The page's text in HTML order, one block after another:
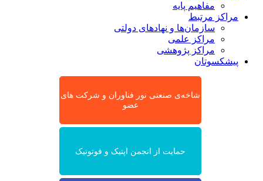
مفاهیم پایه
مراکز مرتبط
سازمان‌ها و نهادهای دولتی
مراکز علمی
مراکز پژوهشی
پیشکسوتان
شاخه‌ی صنعتی نور فناوران و شرکت های
عضو
حمایت از انجمن اپتیک و فوتونیک